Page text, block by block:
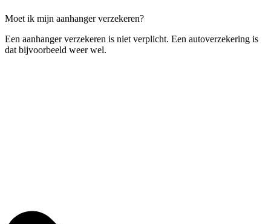
Moet ik mijn aanhanger verzekeren?
Een aanhanger verzekeren is niet verplicht. Een autoverzekering is
dat bijvoorbeeld weer wel.